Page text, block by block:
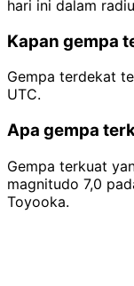
hari ini dalam
Kapan gempa
Gempa terdekat
UTC.
Apa gempa
Gempa terkuat
magnitudo 7,0
Toyooka.